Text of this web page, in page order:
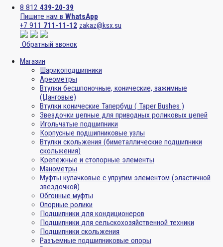
8 812 439-20-39
Пишите нам в WhatsApp
+7 911 711-11-12 zakaz@ksx.su
Обратный звонок
Магазин
Шарикоподшипники
Ареометры
Втулки бесшпоночные, конические, зажимные
(Цанговые)
Втулки конические Тапербуш ( Taper Bushes )
Звездочки цепные для приводных роликовых цепей
Игольчатые подшипники
Корпусные подшипниковые узлы
Втулки скольжения (биметаллические подшипники
скольжения)
Крепежные и стопорные элементы
Манометры
Муфты кулачковые с упругим элементом (эластичной
звездочкой)
Обгонные муфты
Опорные ролики
Подшипники для кондиционеров
Подшипники для сельскохозяйственной техники
Подшипники скольжения
Разъемные подшипниковые опоры